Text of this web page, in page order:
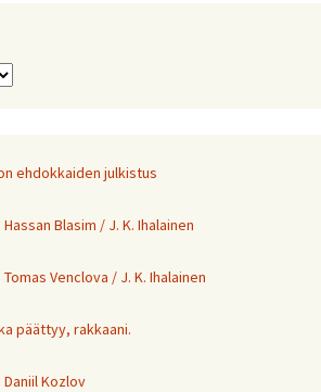
ehdokkaiden julkistus
Bla­sim / J. K. Ihalainen
Venclova / J. K. Ihalainen
päättyy, rakkaani.
Kozlov